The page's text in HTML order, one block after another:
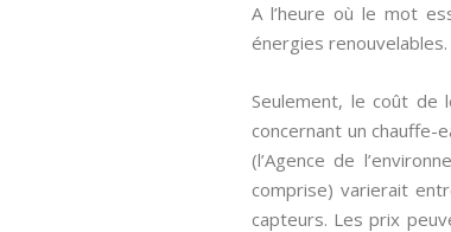
A l’heure où le mot
énergies
Seulement, le coût
concernant un chauffe-
(l’Agence de
comprise) varierait
capteurs. Les prix